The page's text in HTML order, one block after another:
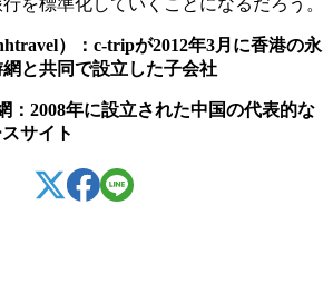
）：c-tripが2012年3月に香港の永
と共同で設立した子会社
：2008年に設立された中国の代表的な
サイト